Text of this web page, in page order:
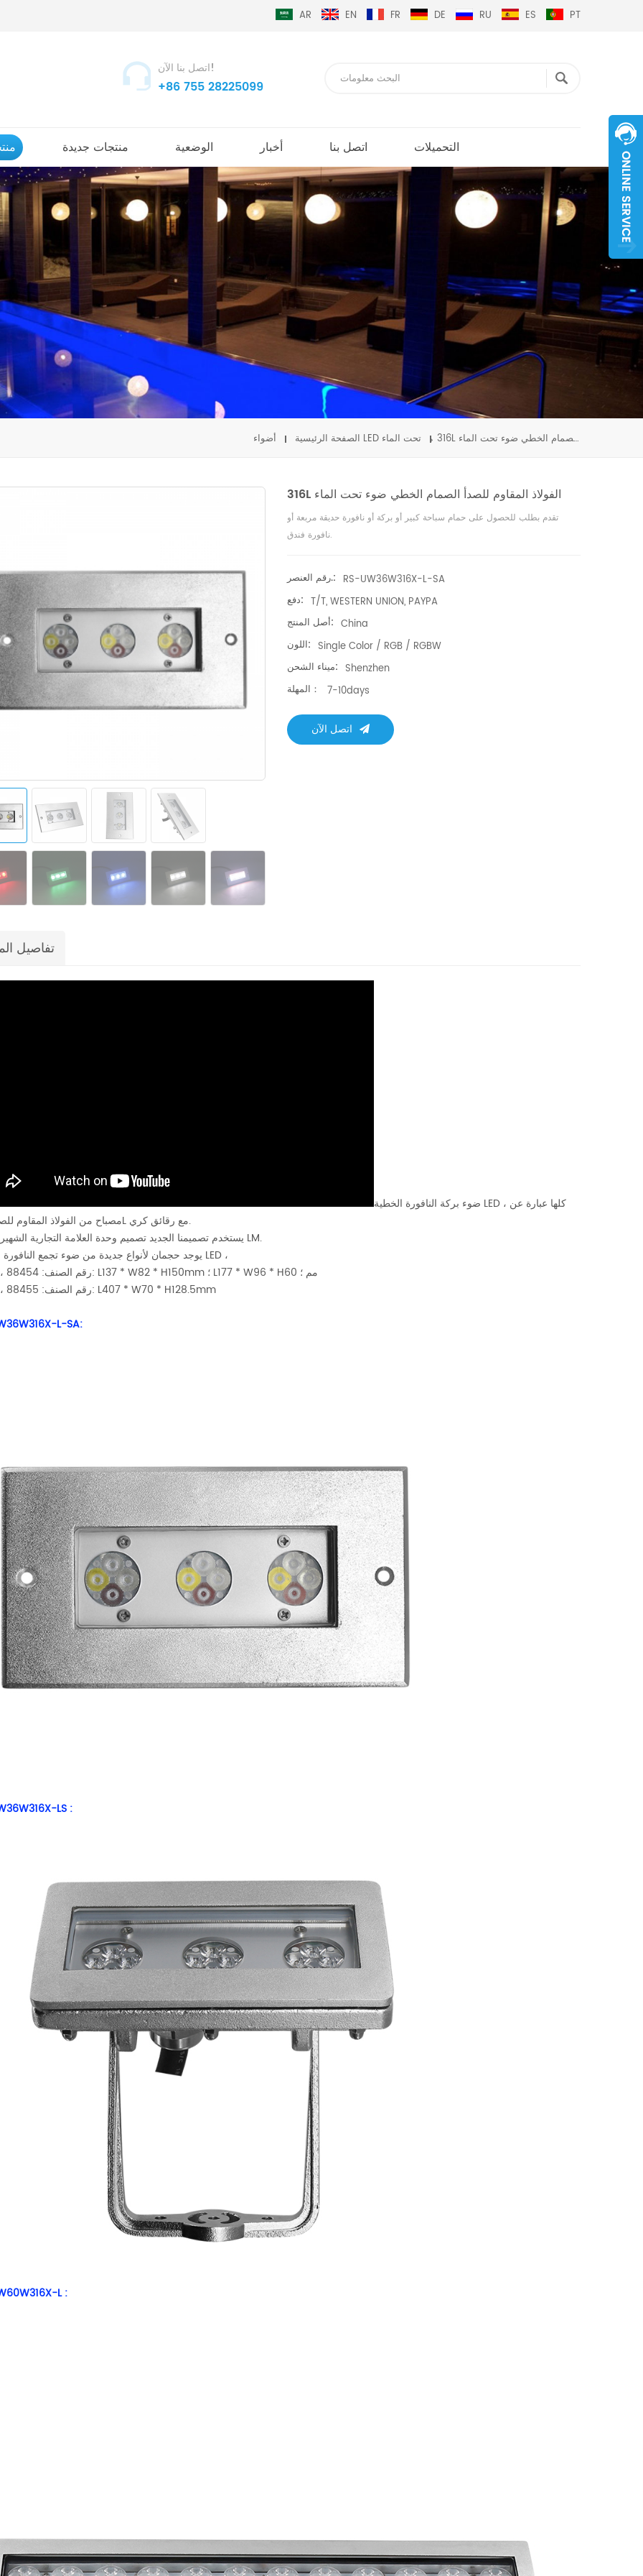
AR EN FR DE RU ES PT
اتصل بنا الآن!
+86 755 28225099
منتجات جديدة الوضعية أخبار اتصل بنا التحميلات
الصفحة الرئيسية أضواء LED تحت الماء 316L الفولاذ المقاوم للصدأ الصمام الخطي ضوء تحت الماء
316L الفولاذ المقاوم للصدأ الصمام الخطي ضوء تحت الماء
تقدم بطلب للحصول على حمام سباحة كبير أو بركة أو نافورة حديقة مربعة أو
نافورة فندق.
رقم العنصر.: RS-UW36W316X-L-SA
دفع: T/T, WESTERN UNION, PAYPA
أصل المنتج: China
اللون: Single Color / RGB / RGBW
ميناء الشحن: Shenzhen
المهلة：
7-10days
اتصل الآن
تفاصيل
ضوء بركة النافورة الخطية LED ، كلها عبارة عن
مصباح من الفولاذ المقاوم للصدأ 316L مع رقائق كري.
يستخدم تصميمنا الجديد تصميم وحدة العلامة التجارية الشهيرة عالية LM.
يوجد حجمان لأنواع جديدة من ضوء تجمع النافورة الخطية LED ،
رقم الصنف: 88454 ، الحجم: L137 * W82 * H150mm ؛ L177 * W96 * H60 مم ؛
رقم الصنف: 88455 ، الحجم: L407 * W70 * H128.5mm
L-SA:
LS :
L: